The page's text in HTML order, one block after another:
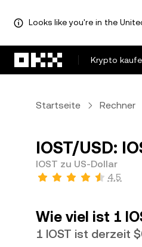
Looks like you're in the
Krypto
Startseite Rechner
IOST/USD:
IOST zu US-Dollar
4,5
Wie viel ist 1
1 IOST ist derzeit